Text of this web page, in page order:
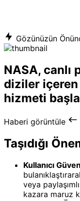
Gözünüzün
NASA, canlı
diziler
hizmeti
Haberi görüntüle
Taşıdığı
Kullanıcı
veya
kazara maruz